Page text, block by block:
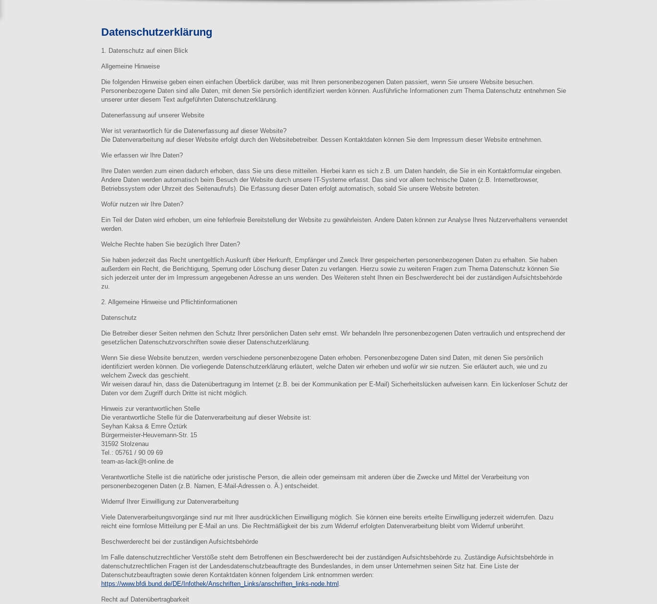
Datenschutzerklärung
1. Datenschutz auf einen Blick
Allgemeine Hinweise
Die folgenden Hinweise geben einen einfachen Überblick darüber, was mit Ihren personenbezogenen Daten passiert, wenn Sie unsere Website besuchen.
Personenbezogene Daten sind alle Daten, mit denen Sie persönlich identifiziert werden können. Ausführliche Informationen zum Thema Datenschutz entnehmen Sie
unserer unter diesem Text aufgeführten Datenschutzerklärung.
Datenerfassung auf unserer Website
Wer ist verantwortlich für die Datenerfassung auf dieser Website?
Die Datenverarbeitung auf dieser Website erfolgt durch den Websitebetreiber. Dessen Kontaktdaten können Sie dem Impressum dieser Website entnehmen.
Wie erfassen wir Ihre Daten?
Ihre Daten werden zum einen dadurch erhoben, dass Sie uns diese mitteilen. Hierbei kann es sich z.B. um Daten handeln, die Sie in ein Kontaktformular eingeben.
Andere Daten werden automatisch beim Besuch der Website durch unsere IT-Systeme erfasst. Das sind vor allem technische Daten (z.B. Internetbrowser,
Betriebssystem oder Uhrzeit des Seitenaufrufs). Die Erfassung dieser Daten erfolgt automatisch, sobald Sie unsere Website betreten.
Wofür nutzen wir Ihre Daten?
Ein Teil der Daten wird erhoben, um eine fehlerfreie Bereitstellung der Website zu gewährleisten. Andere Daten können zur Analyse Ihres Nutzerverhaltens verwendet
werden.
Welche Rechte haben Sie bezüglich Ihrer Daten?
Sie haben jederzeit das Recht unentgeltlich Auskunft über Herkunft, Empfänger und Zweck Ihrer gespeicherten personenbezogenen Daten zu erhalten. Sie haben
außerdem ein Recht, die Berichtigung, Sperrung oder Löschung dieser Daten zu verlangen. Hierzu sowie zu weiteren Fragen zum Thema Datenschutz können Sie
sich jederzeit unter der im Impressum angegebenen Adresse an uns wenden. Des Weiteren steht Ihnen ein Beschwerderecht bei der zuständigen Aufsichtsbehörde
zu.
2. Allgemeine Hinweise und Pflichtinformationen
Datenschutz
Die Betreiber dieser Seiten nehmen den Schutz Ihrer persönlichen Daten sehr ernst. Wir behandeln Ihre personenbezogenen Daten vertraulich und entsprechend der
gesetzlichen Datenschutzvorschriften sowie dieser Datenschutzerklärung.
Wenn Sie diese Website benutzen, werden verschiedene personenbezogene Daten erhoben. Personenbezogene Daten sind Daten, mit denen Sie persönlich
identifiziert werden können. Die vorliegende Datenschutzerklärung erläutert, welche Daten wir erheben und wofür wir sie nutzen. Sie erläutert auch, wie und zu
welchem Zweck das geschieht.
Wir weisen darauf hin, dass die Datenübertragung im Internet (z.B. bei der Kommunikation per E-Mail) Sicherheitslücken aufweisen kann. Ein lückenloser Schutz der
Daten vor dem Zugriff durch Dritte ist nicht möglich.
Hinweis zur verantwortlichen Stelle
Die verantwortliche Stelle für die Datenverarbeitung auf dieser Website ist:
Seyhan Kaksa & Emre Öztürk
Bürgermeister-Heuvemann-Str. 15
31592 Stolzenau
Tel.: 05761 / 90 09 69
team-as-lack@t-online.de
Verantwortliche Stelle ist die natürliche oder juristische Person, die allein oder gemeinsam mit anderen über die Zwecke und Mittel der Verarbeitung von
personenbezogenen Daten (z.B. Namen, E-Mail-Adressen o. Ä.) entscheidet.
Widerruf Ihrer Einwilligung zur Datenverarbeitung
Viele Datenverarbeitungsvorgänge sind nur mit Ihrer ausdrücklichen Einwilligung möglich. Sie können eine bereits erteilte Einwilligung jederzeit widerrufen. Dazu
reicht eine formlose Mitteilung per E-Mail an uns. Die Rechtmäßigkeit der bis zum Widerruf erfolgten Datenverarbeitung bleibt vom Widerruf unberührt.
Beschwerderecht bei der zuständigen Aufsichtsbehörde
Im Falle datenschutzrechtlicher Verstöße steht dem Betroffenen ein Beschwerderecht bei der zuständigen Aufsichtsbehörde zu. Zuständige Aufsichtsbehörde in
datenschutzrechtlichen Fragen ist der Landesdatenschutzbeauftragte des Bundeslandes, in dem unser Unternehmen seinen Sitz hat. Eine Liste der
Datenschutzbeauftragten sowie deren Kontaktdaten können folgendem Link entnommen werden:
https://www.bfdi.bund.de/DE/Infothek/Anschriften_Links/anschriften_links-node.html .
Recht auf Datenübertragbarkeit